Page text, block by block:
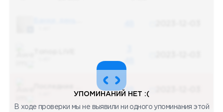
48
48
УПОМИНАНИЙ НЕТ :(
В ходе проверки мы не выявили ни одного упоминания этой